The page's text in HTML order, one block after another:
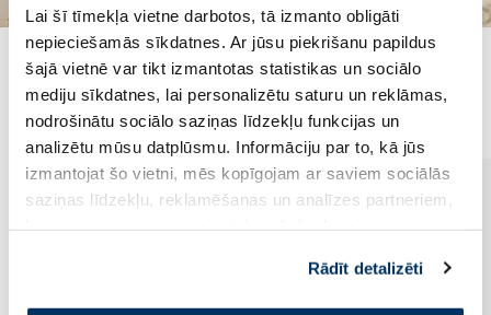
Lai šī tīmekļa vietne darbotos, tā izmanto obligāti
nepieciešamās sīkdatnes. Ar jūsu piekrišanu papildus
šajā vietnē var tikt izmantotas statistikas un sociālo
mediju sīkdatnes, lai personalizētu saturu un reklāmas,
nodrošinātu sociālo saziņas līdzekļu funkcijas un
analizētu mūsu datplūsmu. Informāciju par to, kā jūs
izmantojat šo vietni, mēs kopīgojam ar saviem sociālās
saziņas līdzekļu, reklamēšanas un analīzes partneriem,
pakalpojumus. Ja piekrītat šo papildu sīkdatņu
izmantošanai, lūdzu, atzīmējiet savu izvēli:
Rādīt detalizēti
Populārākie kategorijā